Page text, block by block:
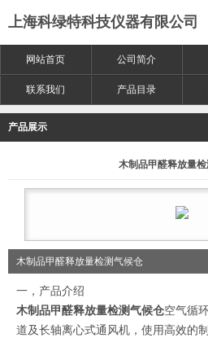
上海科绿特科技仪器有限公司
网站首页 公司简介
联系我们 产品目录
产品展示
木制品甲醛释放量
木制品甲醛释放量检测气候仓
一，产品介绍
木制品甲醛释放量检测气候仓空气循
道及长轴离心式通风机，使用高效的